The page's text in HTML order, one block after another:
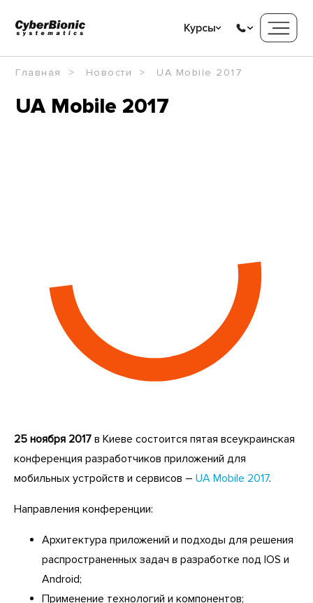
Курсы
Главная Новости UA Mobile 2017
UA Mobile 2017
25 ноября 2017 в Киеве состоится пятая всеукраинская
конференция разработчиков приложений для
мобильных устройств и сервисов – UA Mobile 2017.
Направления конференции:
Архитектура приложений и подходы для решения
распространенных задач в разработке под IOS и
Android;
Применение технологий и компонентов;